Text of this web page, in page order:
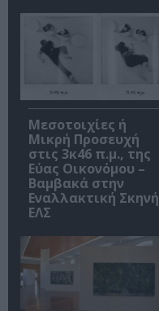
Μεσοτοιχίες ή
Μικρή Προσευχή
στις 3κ46 π.μ., της
Εύας Οικονόμου –
Βαμβακά στην
Εναλλακτική Σκηνή
ΕΛΣ